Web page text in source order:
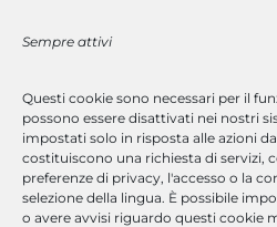
Sempre attivi
Questi cookie sono necessari per il
possono essere disattivati nei nostri
impostati solo in risposta alle azioni
costituiscono una richiesta di servizi,
preferenze di privacy, l'accesso o la
selezione della lingua. È possibile
o avere avvisi riguardo questi cookie
Che tu sia un professionista con
engineer o un neolaureato, abbiamo
Invia Candidatura